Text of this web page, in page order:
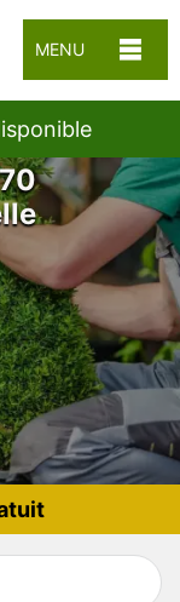
MENU